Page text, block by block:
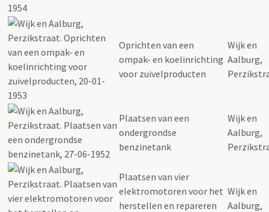
Oprichten van een
ompak- en koelinrichting
voor zuivelproducten
Wijk en
Aalburg,
Plaatsen van een
ondergrondse
benzinetank
Wijk en
Aalburg,
Plaatsen van vier
elektromotoren voor het
herstellen en repareren
Wijk en
Aalburg,